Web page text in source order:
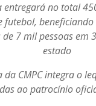
entregará no total
futebol,
de 7 mil pessoas em
estado
da CMPC integra o
ao patrocínio